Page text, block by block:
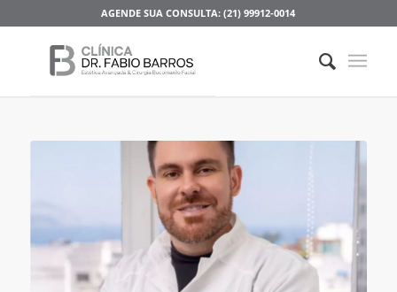
AGENDE SUA CONSULTA: (21) 99912-0014